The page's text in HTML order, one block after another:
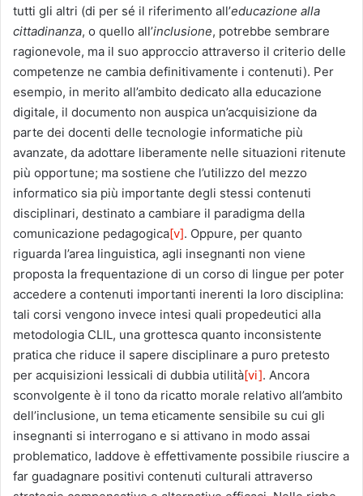
tutti gli altri (di per sé il riferimento all’educazione alla
cittadinanza, o quello all’inclusione, potrebbe sembrare
ragionevole, ma il suo approccio attraverso il criterio delle
competenze ne cambia definitivamente i contenuti). Per
esempio, in merito all’ambito dedicato alla educazione
digitale, il documento non auspica un’acquisizione da
parte dei docenti delle tecnologie informatiche più
avanzate, da adottare liberamente nelle situazioni ritenute
più opportune; ma sostiene che l’utilizzo del mezzo
informatico sia più importante degli stessi contenuti
disciplinari, destinato a cambiare il paradigma della
comunicazione pedagogica[v]. Oppure, per quanto
riguarda l’area linguistica, agli insegnanti non viene
proposta la frequentazione di un corso di lingue per poter
accedere a contenuti importanti inerenti la loro disciplina:
tali corsi vengono invece intesi quali propedeutici alla
metodologia CLIL, una grottesca quanto inconsistente
pratica che riduce il sapere disciplinare a puro pretesto
per acquisizioni lessicali di dubbia utilità[vi]. Ancora
sconvolgente è il tono da ricatto morale relativo all’ambito
dell’inclusione, un tema eticamente sensibile su cui gli
insegnanti si interrogano e si attivano in modo assai
problematico, laddove è effettivamente possibile riuscire a
far guadagnare positivi contenuti culturali attraverso